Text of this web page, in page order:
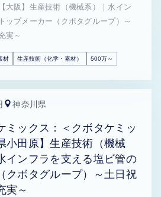
大阪】生産技術（機械系）｜水イン
ップメーカー（クボタグループ）～
実～
材 生産技術（化学・素材） 500万～
神奈川県
ミックス：＜クボタケミッ
小田原】生産技術（機械
インフラを支える塩ビ管の
クボタグループ）～土日祝
実～